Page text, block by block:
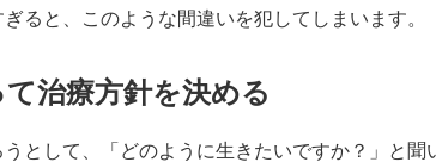
ると、このような間違いを犯してしまいます。
治療方針を決める
として、「どのように生きたいですか？」と聞